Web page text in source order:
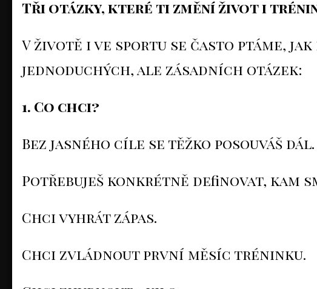
Tři otázky, které ti změní život i
V životě i ve sportu se často ptáme,
jednoduchých, ale zásadních otázek:
1. Co chci?
Bez jasného cíle se těžko posouváš
Potřebuješ konkrétně definovat, kam
Chci vyhrát zápas.
Chci zvládnout první měsíc tréninku.